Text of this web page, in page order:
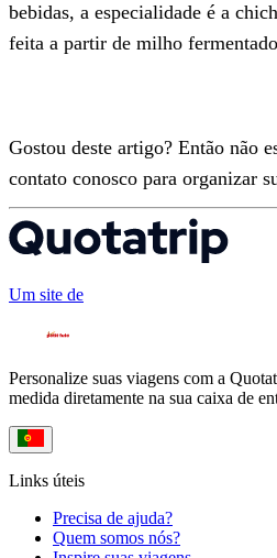
bebidas, a especialidade é a
feita a partir de milho
Gostou deste artigo? Então não
contato conosco para organizar
Um site de
Personalize suas viagens com a
medida diretamente na sua caixa de
Links úteis
Precisa de ajuda?
Quem somos nós?